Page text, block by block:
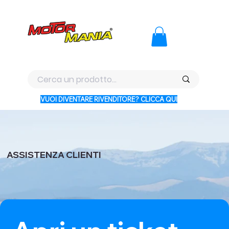
VUOI DIVENTARE RIVENDITORE? CLICCA QUI
ASSISTENZA CLIENTI